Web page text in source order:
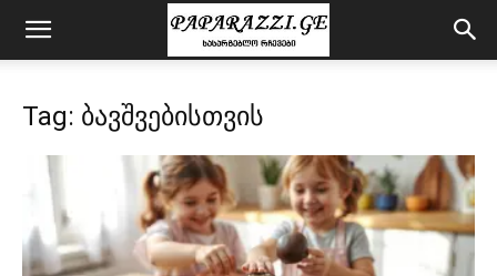
Tag: ბავშვებისთვის